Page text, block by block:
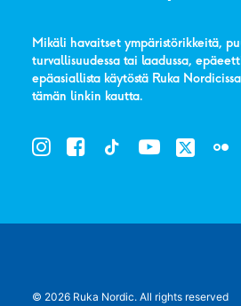
Mikäli havaitset ympäristörikkeitä,
turvallisuudessa tai laadussa,
epäasiallista käytöstä Ruka
tämän linkin kautta.
© 2026 Ruka Nordic. All rights reserved